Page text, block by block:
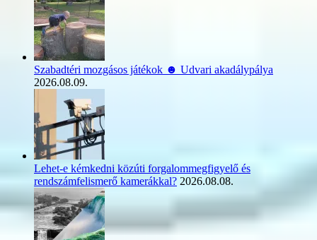
Szabadtéri mozgásos játékok ☻ Udvari akadálypálya
2026.08.09.
Lehet-e kémkedni közúti forgalommegfigyelő és
rendszámfelismerő kamerákkal? 2026.08.08.